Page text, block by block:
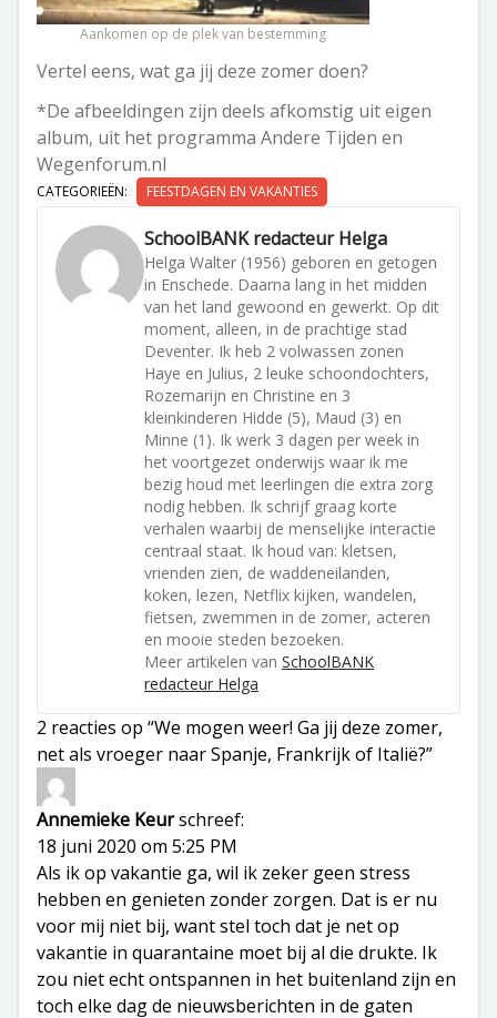
Aankomen op de plek van bestemming
Vertel eens, wat ga jij deze zomer doen?
*De afbeeldingen zijn deels afkomstig uit eigen
album, uit het programma Andere Tijden en
Wegenforum.nl
CATEGORIEËN: FEESTDAGEN EN VAKANTIES
SchoolBANK redacteur Helga
Helga Walter (1956) geboren en getogen
in Enschede. Daarna lang in het midden
van het land gewoond en gewerkt. Op dit
moment, alleen, in de prachtige stad
Deventer. Ik heb 2 volwassen zonen
Haye en Julius, 2 leuke schoondochters,
Rozemarijn en Christine en 3
kleinkinderen Hidde (5), Maud (3) en
Minne (1). Ik werk 3 dagen per week in
het voortgezet onderwijs waar ik me
bezig houd met leerlingen die extra zorg
nodig hebben. Ik schrijf graag korte
verhalen waarbij de menselijke interactie
centraal staat. Ik houd van: kletsen,
vrienden zien, de waddeneilanden,
koken, lezen, Netflix kijken, wandelen,
fietsen, zwemmen in de zomer, acteren
en mooie steden bezoeken.
Meer artikelen van SchoolBANK
redacteur Helga
2 reacties op “We mogen weer! Ga jij deze zomer,
net als vroeger naar Spanje, Frankrijk of Italië?”
Annemieke Keurschreef:
18 juni 2020 om 5:25 PM
Als ik op vakantie ga, wil ik zeker geen stress
hebben en genieten zonder zorgen. Dat is er nu
voor mij niet bij, want stel toch dat je net op
vakantie in quarantaine moet bij al die drukte. Ik
zou niet echt ontspannen in het buitenland zijn en
toch elke dag de nieuwsberichten in de gaten